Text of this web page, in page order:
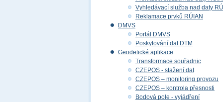
Vyhledávací služba nad daty
Reklamace prvků RÚIAN
DMVS
Portál DMVS
Poskytování dat DTM
Geodetické aplikace
Transformace souřadnic
CZEPOS - stažení dat
CZEPOS – monitoring provozu
CZEPOS – kontrola přesnosti
Bodová pole - vyjádření